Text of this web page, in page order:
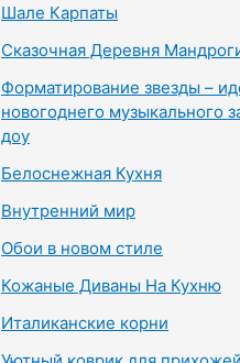
Шале Карпаты
Сказочная Деревня
Форматирование звезды –
новогоднего музыкального
доу
Белоснежная Кухня
Внутренний мир
Обои в новом стиле
Кожаные Диваны На Кухню
Италиканские корни